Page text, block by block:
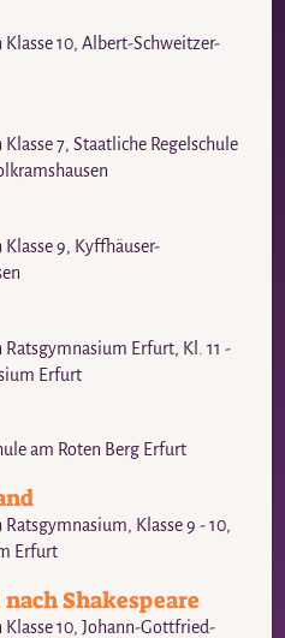
10, Albert-Schweitzer-
7, Staatliche Regelschule
9, Kyffhäuser-
Ratsgymnasium Erfurt, Kl. 11 -
Erfurt
am Roten Berg Erfurt
Klasse 9 - 10,
Erfurt
Shakespeare
Klasse 10, Johann-Gottfried-